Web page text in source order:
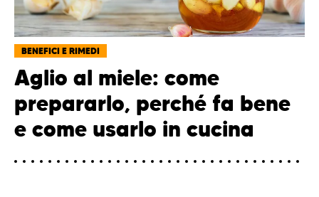
BENEFICI E RIMEDI
Aglio al miele: come
prepararlo, perché fa bene
e come usarlo in cucina